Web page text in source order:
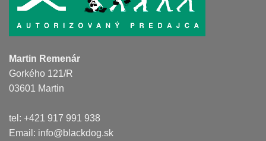
Martin Remenár
Gorkého 121/R
03601 Martin
tel: +421 917 991 938
Email: info@blackdog.sk